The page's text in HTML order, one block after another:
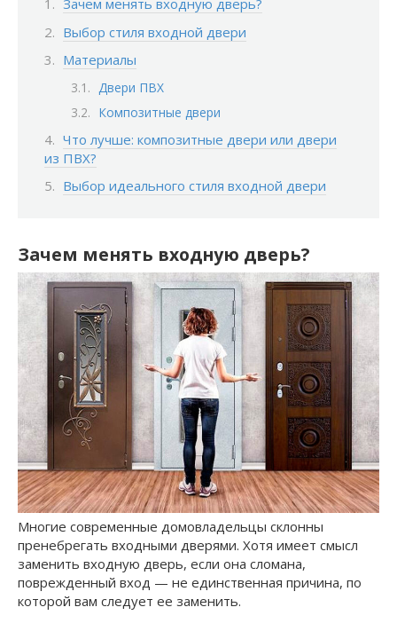
Зачем менять входную дверь?
Выбор стиля входной двери
Материалы
Двери ПВХ
Композитные двери
Что лучше: композитные двери или двери
из ПВХ?
Выбор идеального стиля входной двери
Зачем менять входную дверь?
Многие современные домовладельцы склонны
пренебрегать входными дверями. Хотя имеет смысл
заменить входную дверь, если она сломана,
поврежденный вход — не единственная причина, по
которой вам следует ее заменить.